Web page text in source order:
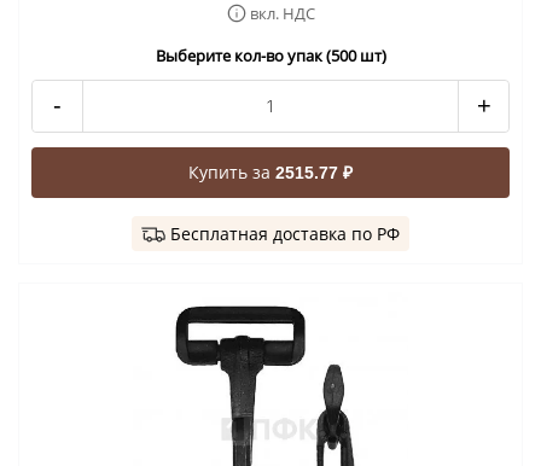
вкл. НДС
Выберите кол-во упак (500 шт)
- +
Купить за 2515.77 ₽
Бесплатная доставка по РФ